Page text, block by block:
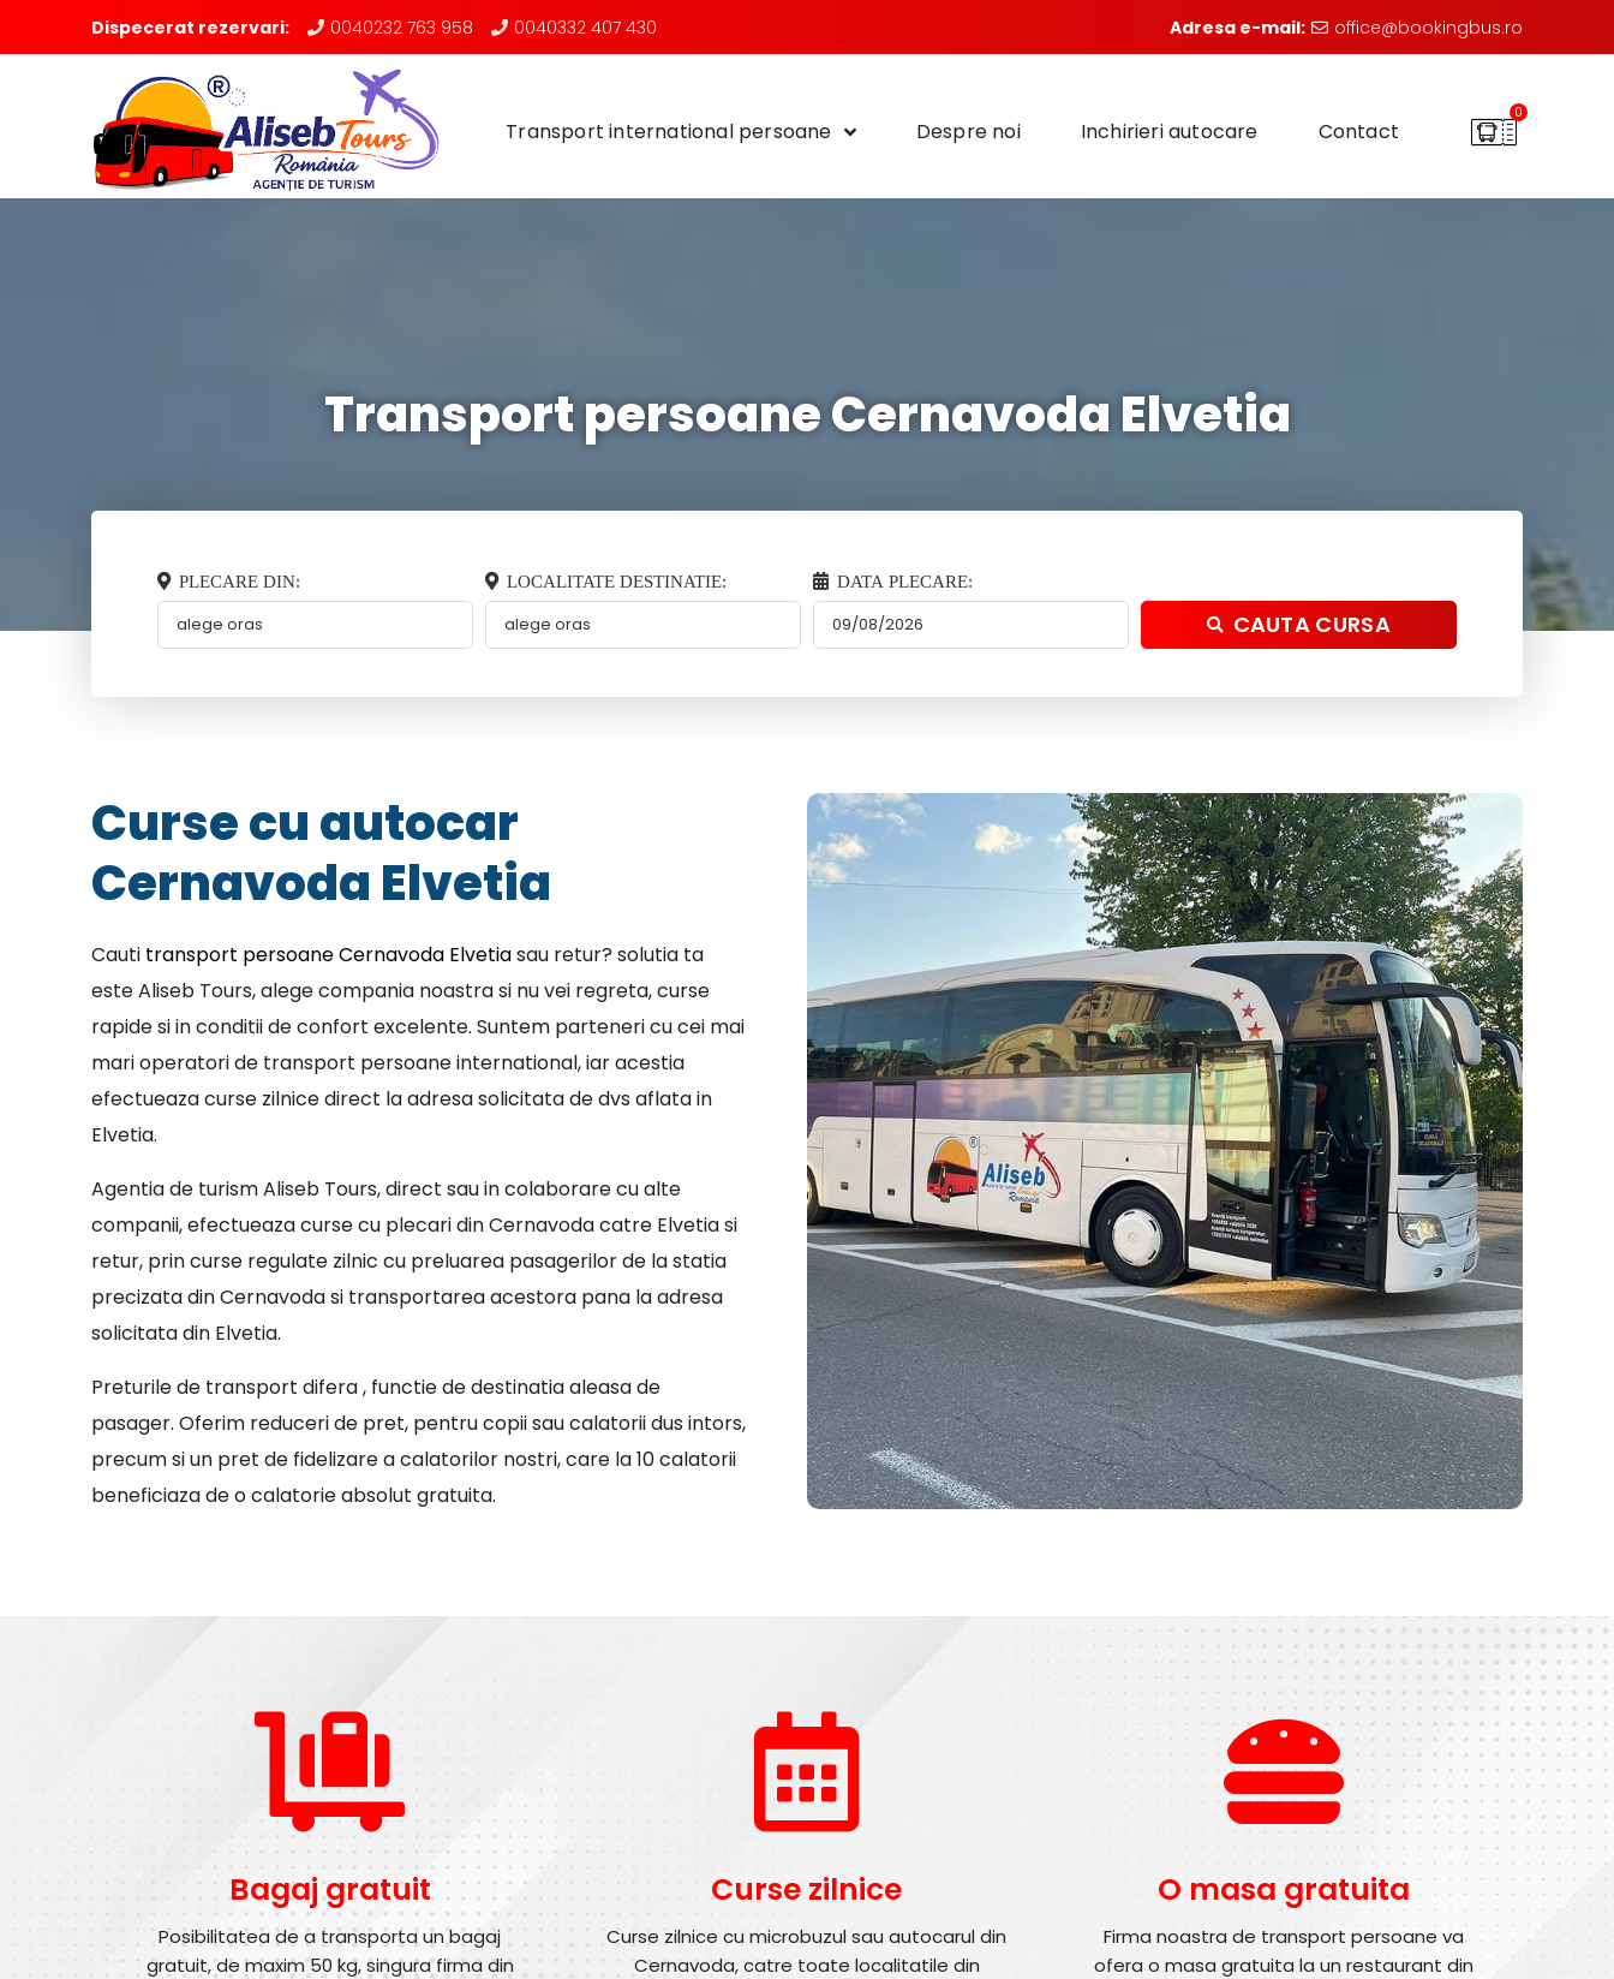
Dispecerat rezervari: 0040232 763 958 0040332 407 430 Adresa e-mail: office@bookingbus.ro
Transport international persoane Despre noi Inchirieri autocare Contact
0
Transport persoane Cernavoda Elvetia
PLECARE DIN: LOCALITATE DESTINATIE: DATA PLECARE:
CAUTA CURSA
Curse cu autocar
Cernavoda Elvetia
Cauti transport persoane Cernavoda Elvetiasau retur? solutia ta
este Aliseb Tours, alege compania noastra si nu vei regreta, curse
rapide si in conditii de confort excelente. Suntem parteneri cu cei mai
mari operatori de transport persoane international, iar acestia
efectueaza curse zilnice direct la adresa solicitata de dvs aflata in
Elvetia.
Agentia de turism Aliseb Tours, direct sau in colaborare cu alte
companii, efectueaza curse cu plecari din Cernavoda catre Elvetia si
retur, prin curse regulate zilnic cu preluarea pasagerilor de la statia
precizata din Cernavoda si transportarea acestora pana la adresa
solicitata din Elvetia.
Preturile de transport difera , functie de destinatia aleasa de
pasager. Oferim reduceri de pret, pentru copii sau calatorii dus intors,
precum si un pret de fidelizare a calatorilor nostri, care la 10 calatorii
beneficiaza de o calatorie absolut gratuita.
Bagaj gratuit
Posibilitatea de a transporta un bagaj
gratuit, de maxim 50 kg, singura firma din
Curse zilnice
Curse zilnice cu microbuzul sau autocarul din
Cernavoda, catre toate localitatile din
O masa gratuita
Firma noastra de transport persoane va
ofera o masa gratuita la un restaurant din